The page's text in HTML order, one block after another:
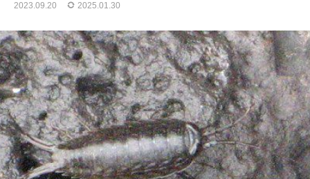
2023.09.20 2025.01.30